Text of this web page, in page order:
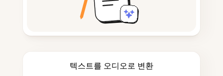
텍스트를 오디오로 변환